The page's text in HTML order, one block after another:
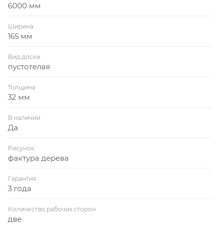
6000 мм
Ширина
165 мм
Вид доски
пустотелая
Толщина
32 мм
В наличии
Да
Рисунок
фактура дерева
Гарантия
3 года
Количество рабочих сторон
две